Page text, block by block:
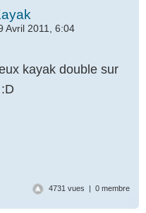
2011, 6:04
kayak double sur
4731 vues | 0 membre